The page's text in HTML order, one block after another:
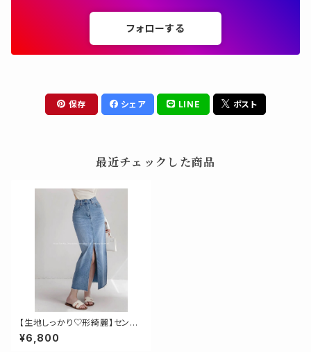
フォローする
保存 シェア LINE ポスト
最近チェックした商品
【生地しっかり♡形綺麗】センタ
ースリッドコクーンデニムロング
スカート
¥6,800